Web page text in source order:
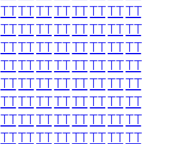
TTTTTTTTTTTTTTTT
TTTTTTTTTTTTTTTT
TTTTTTTTTTTTTTTT
TTTTTTTTTTTTTTTT
TTTTTTTTTTTTTTTT
TTTTTTTTTTTTTTTT
TTTTTTTTTTTTTTTT
TTTTTTTTTTTTTTTT